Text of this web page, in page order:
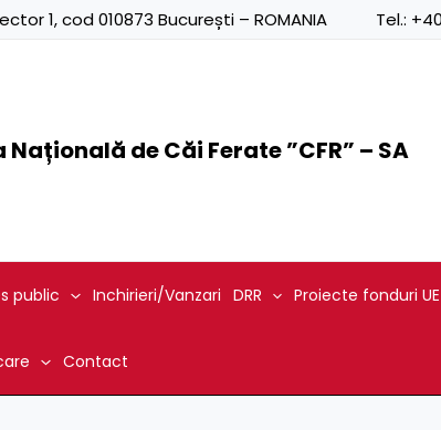
1, cod 010873 București – ROMANIA Tel.:
de Căi Ferate ”CFR” – SA
public Inchirieri/Vanzari DRR Proiecte fonduri UE
Contact